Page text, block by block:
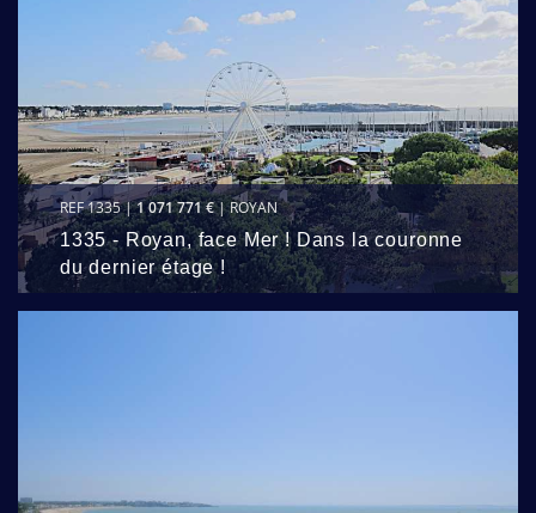
REF 1335 |1 071 771 €| ROYAN
1335 - Royan, face Mer ! Dans la couronne
du dernier étage !